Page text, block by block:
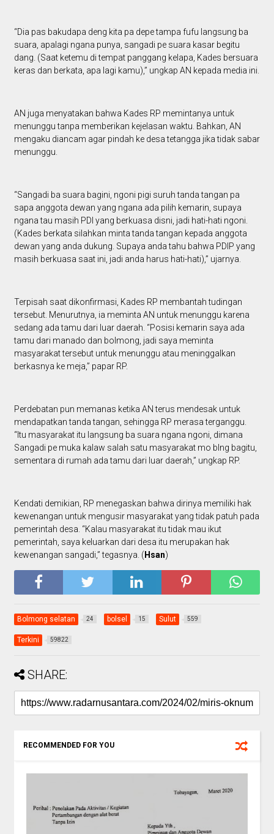
“Dia pas bakudapa deng kita pa depe tampa fufu langsung ba
suara, apalagi ngana punya, sangadi pe suara kasar begitu
dang. (Saat ketemu di tempat panggang kelapa, Kades bersuara
keras dan berkata, apa lagi kamu),” ungkap AN kepada media ini.
AN juga menyatakan bahwa Kades RP memintanya untuk
menunggu tanpa memberikan kejelasan waktu. Bahkan, AN
mengaku diancam agar pindah ke desa tetangga jika tidak sabar
menunggu.
“Sangadi ba suara bagini, ngoni pigi suruh tanda tangan pa
sapa anggota dewan yang ngana ada pilih kemarin, supaya
ngana tau masih PDI yang berkuasa disni, jadi hati-hati ngoni.
(Kades berkata silahkan minta tanda tangan kepada anggota
dewan yang anda dukung. Supaya anda tahu bahwa PDIP yang
masih berkuasa saat ini, jadi anda harus hati-hati),” ujarnya.
Terpisah saat dikonfirmasi, Kades RP membantah tudingan
tersebut. Menurutnya, ia meminta AN untuk menunggu karena
sedang ada tamu dari luar daerah. “Posisi kemarin saya ada
tamu dari manado dan bolmong, jadi saya meminta
masyarakat tersebut untuk menunggu atau meninggalkan
berkasnya ke meja,” papar RP.
Perdebatan pun memanas ketika AN terus mendesak untuk
mendapatkan tanda tangan, sehingga RP merasa terganggu.
“Itu masyarakat itu langsung ba suara ngana ngoni, dimana
Sangadi pe muka kalaw salah satu masyarakat mo blng bagitu,
sementara di rumah ada tamu dari luar daerah,” ungkap RP.
Kendati demikian, RP menegaskan bahwa dirinya memiliki hak
kewenangan untuk mengusir masyarakat yang tidak patuh pada
pemerintah desa. “Kalau masyarakat itu tidak mau ikut
pemerintah, saya keluarkan dari desa itu merupakan hak
kewenangan sangadi,” tegasnya. ( Hsan)
Bolmong selatan 24 bolsel 15 Sulut 559
Terkini 59822
SHARE:
RECOMMENDED FOR YOU